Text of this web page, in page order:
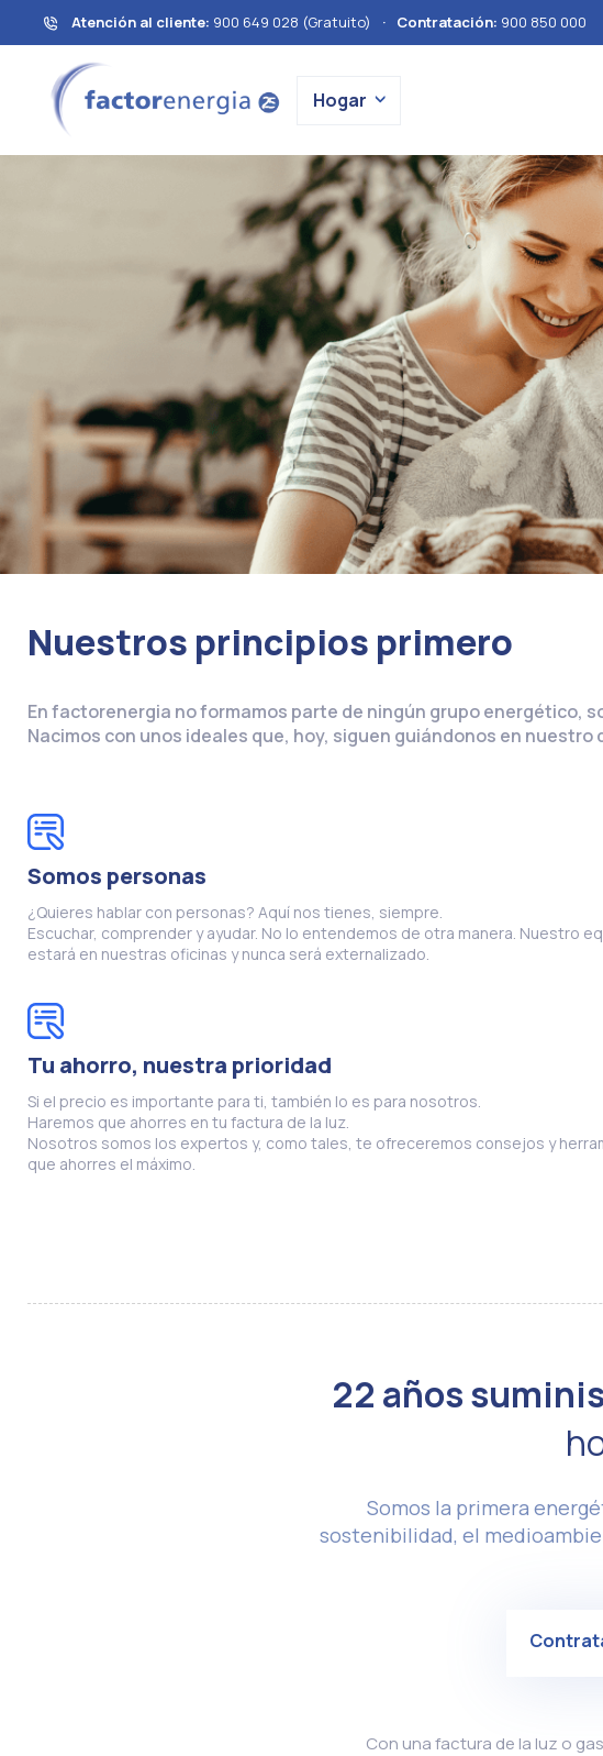
Atención al cliente: 900 649 028 (Gratuito) · Contratación: 900 850 000
Hogar
Nuestros principios primero
En factorenergia no formamos parte de ningún grupo energético,
Nacimos con unos ideales que, hoy, siguen guiándonos en nuestro
Somos personas
¿Quieres hablar con personas? Aquí nos tienes, siempre.
Escuchar, comprender y ayudar. No lo entendemos de otra manera. Nuestro
estará en nuestras oficinas y nunca será externalizado.
Tu ahorro, nuestra prioridad
Si el precio es importante para ti, también lo es para nosotros.
Haremos que ahorres en tu factura de la luz.
Nosotros somos los expertos y, como tales, te ofreceremos consejos y
que ahorres el máximo.
22 años
Somos la primera
sostenibilidad, el
Con una factura de la luz o